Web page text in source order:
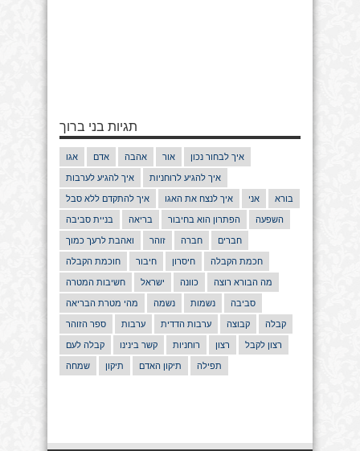
תגיות בני ברוך
אגו אדם אהבה אור איך לבחור נכון
איך להגיע לערבות איך להגיע לרוחניות
איך להתקדם ללא סבל איך לנצח את האגו אני בורא
בניית סביבה בריאה הפתרון הוא בחיבור השפעה
ואהבת לרעך כמוך זוהר חברה חברים
חוכמת הקבלה חיבור חיסרון חכמת הקבלה
חשיבות המטרה ישראל כוונה מה הבורא רוצה
מהי מטרת הבריאה נשמה נשמות סביבה
ספר הזוהר ערבות ערבות הדדית קבוצה קבלה
קבלה לעם קשר בינינו רוחניות רצון רצון לקבל
שמחה תיקון תיקון האדם תפילה